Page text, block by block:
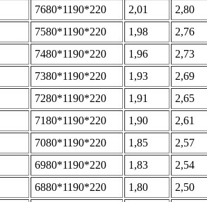
7680*1190*220 2,01
2,80
7580*1190*220 1,98
2,76
7480*1190*220 1,96
2,73
7380*1190*220 1,93
2,69
7280*1190*220 1,91
2,65
7180*1190*220 1,90
2,61
7080*1190*220 1,85
2,57
6980*1190*220 1,83
2,54
6880*1190*220 1,80
2,50